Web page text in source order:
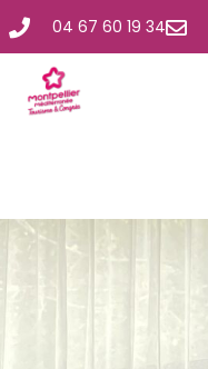
04 67 60 19 34